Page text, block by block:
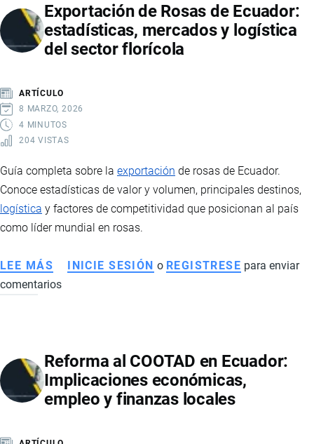
Exportación de Rosas de Ecuador:
estadísticas, mercados y logística
del sector florícola
ARTÍCULO
8 MARZO, 2026
4 MINUTOS
204 VISTAS
Guía completa sobre la exportación de rosas de Ecuador.
Conoce estadísticas de valor y volumen, principales destinos,
logística y factores de competitividad que posicionan al país
como líder mundial en rosas.
LEE MÁS SOBRE
EXPORTACIÓN
ECUADOR:
ESTADÍSTICAS,
MERCADOS
INICIE SESIÓN o REGISTRESE para enviar
comentarios
Reforma al COOTAD en Ecuador:
Implicaciones económicas,
empleo y finanzas locales